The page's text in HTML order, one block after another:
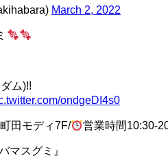
March 2, 2022
ム)!!
ondgeDI4s0
町田モディ7F/ 営業時間10:30-
マスグミ』